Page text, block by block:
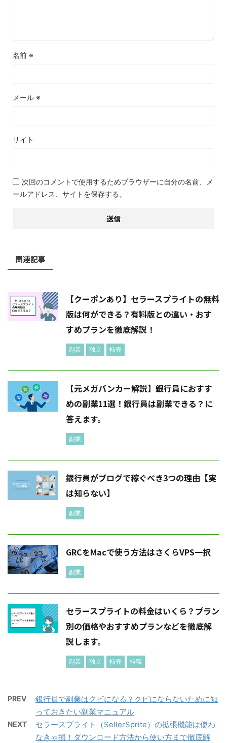
名前 ※
メール ※
サイト
次回のコメントで使用するためブラウザーに自分の名前、メ
ールアドレス、サイトを保存する。
関連記事
【クーポンあり】セラースプライトの無料
版は何ができる？有料版との違い・おす
すめプランを徹底解説！
副業 独立 転売
【元メガバンカー解説】銀行員におすす
めの副業11選！銀行員は副業できる？に
答えます。
副業
銀行員がブログで稼ぐべき3つの理由【実
は知らない】
副業
GRCをMacで使う方法はさくらVPS一択
副業
セラースプライトの料金はいくら？プラン
別の価格やおすすめプランなどを徹底解
説します。
副業 独立 転売 転職
PREV
銀行員で副業はクビになる？クビにならないために知
っておきたい副業マニュアル
NEXT
セラースプライト（SellerSprite）の拡張機能は使わ
なきゃ損！ダウンロード方法から使い方まで徹底解